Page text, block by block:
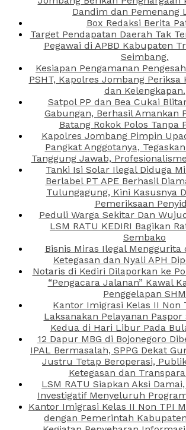
Dandim dan Pemenang
Box Redaksi Berita
Target Pendapatan Daerah Tak
Pegawai di APBD Kabupaten
Seimbang.
Kesiapan Pengamanan
PSHT, Kapolres Jombang Periksa
dan Kelengkapan.
Satpol PP dan Bea Cukai
Gabungan, Berhasil Amankan
Batang Rokok Polos Tanpa
Kapolres Jombang Pimpin
Pangkat Anggotanya,
Tanggung Jawab,
Tanki Isi Solar Ilegal Diduga
Berlabel PT APE Berhasil
Tulungagung, Kini Kasusnya
Pemeriksaan
Peduli Warga Sekitar Dan
LSM RATU KEDIRI Bagikan
Sembako
Bisnis Miras Ilegal Menggurita
Ketegasan dan Nyali APH
Notaris di Kediri Dilaporkan ke
“Pengacara Jalanan” Kawal
Penggelapan SHM
Kantor Imigrasi Kelas II Non
Laksanakan Pelayanan
Kedua di Hari Libur Pada
12 Dapur MBG di Bojonegoro
IPAL Bermasalah, SPPG Dekat
Justru Tetap Beroperasi,
Ketegasan dan
LSM RATU Siapkan Aksi
Investigatif Menyeluruh
Kantor Imigrasi Kelas II Non TPI
dengan Pemerintah